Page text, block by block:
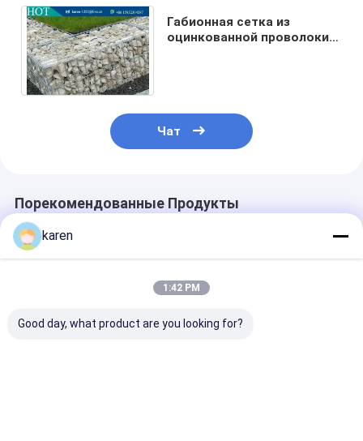
Габионная сетка из
оцинкованной проволоки
Чат
Порекомендованные Продукты
karen
1:42 PM
Good day, what product are you looking for?